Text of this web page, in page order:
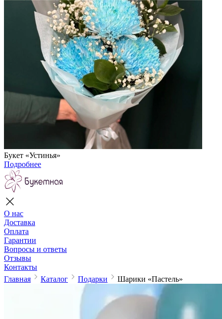
Букет «Устинья»
Подробнее
О нас
Доставка
Оплата
Гарантии
Вопросы и ответы
Отзывы
Контакты
Главная
Каталог Подарки Шарики «Пастель»